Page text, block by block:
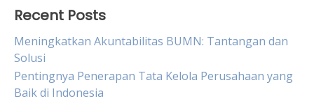
Recent Posts
Meningkatkan Akuntabilitas BUMN: Tantangan dan
Solusi
Pentingnya Penerapan Tata Kelola Perusahaan yang
Baik di Indonesia